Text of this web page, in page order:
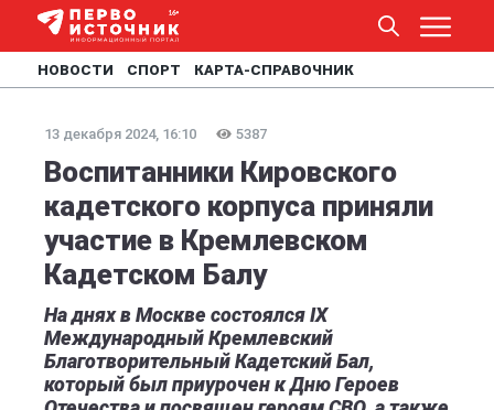
НОВОСТИ СПОРТ КАРТА-СПРАВОЧНИК
13 декабря 2024, 16:10 5387
Воспитанники Кировского
кадетского корпуса приняли
участие в Кремлевском
Кадетском Балу
На днях в Москве состоялся IX
Международный Кремлевский
Благотворительный Кадетский Бал,
который был приурочен к Дню Героев